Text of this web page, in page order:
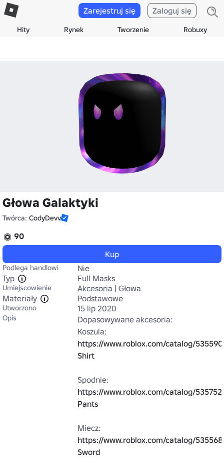
Hity Rynek Tworzenie Robuxy
Zarejestruj się Zaloguj się
Głowa Galaktyki
Twórca: CodyDevv
90
Kup
Podlega handlowi
Nie
Typ
Full Masks
Umiejscowienie
Akcesoria | Głowa
Materiały
Podstawowe
Utworzono 15 lip 2020
Opis
Dopasowywane akcesoria:
https://www.roblox.com/catalog/
Shirt
https://www.roblox.com/catalog/
Pants
https://www.roblox.com/catalog/
Sword